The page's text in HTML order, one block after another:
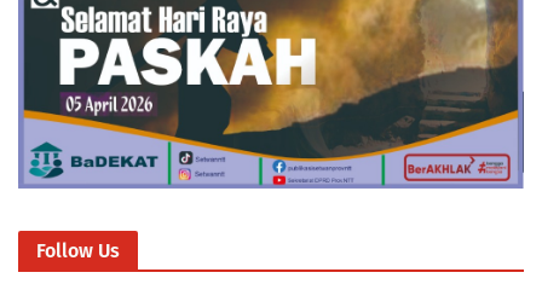
Follow Us